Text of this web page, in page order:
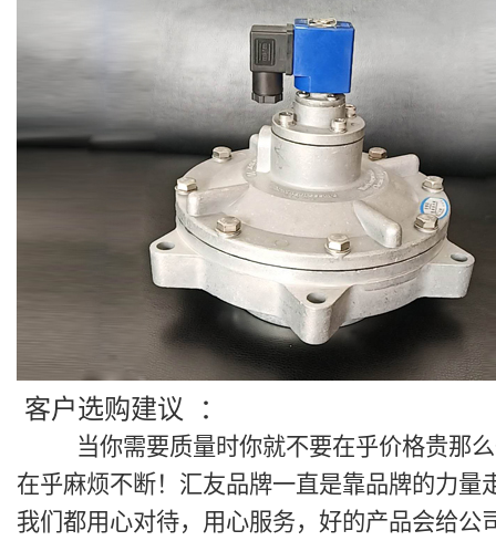
客户选购建议 ：
当你需要质量时你就不要在乎价格贵那么
在乎麻烦不断！汇友品牌一直是靠品牌的力量
我们都用心对待，用心服务，好的产品会给公